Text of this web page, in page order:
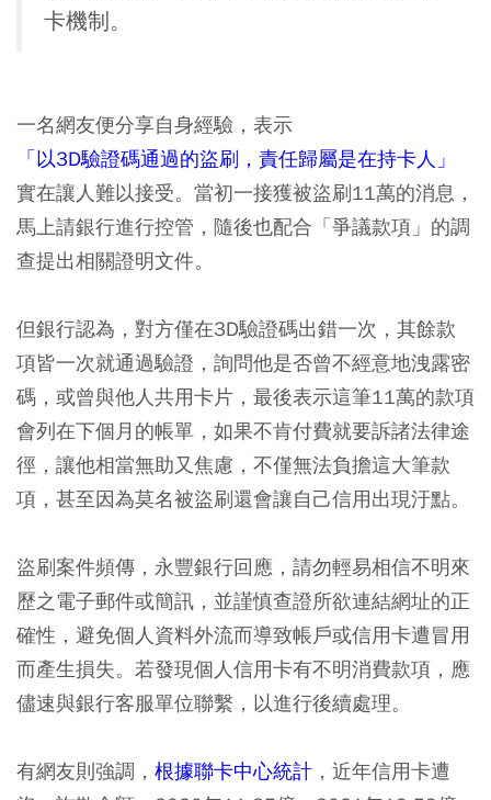
卡機制。
一名網友便分享自身經驗，表示
「以3D驗證碼通過的盜刷，責任歸屬是在持卡人」
實在讓人難以接受。當初一接獲被盜刷11萬的消息，
馬上請銀行進行控管，隨後也配合「爭議款項」的調
查提出相關證明文件。
但銀行認為，對方僅在3D驗證碼出錯一次，其餘款
項皆一次就通過驗證，詢問他是否曾不經意地洩露密
碼，或曾與他人共用卡片，最後表示這筆11萬的款項
會列在下個月的帳單，如果不肯付費就要訴諸法律途
徑，讓他相當無助又焦慮，不僅無法負擔這大筆款
項，甚至因為莫名被盜刷還會讓自己信用出現汙點。
盜刷案件頻傳，永豐銀行回應，請勿輕易相信不明來
歷之電子郵件或簡訊，並謹慎查證所欲連結網址的正
確性，避免個人資料外流而導致帳戶或信用卡遭冒用
而產生損失。若發現個人信用卡有不明消費款項，應
儘速與銀行客服單位聯繫，以進行後續處理。
有網友則強調， 根據聯卡中心統計 ，近年信用卡遭